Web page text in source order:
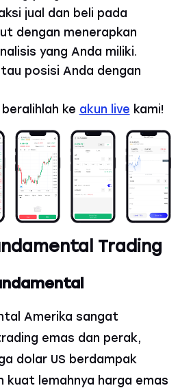
jual dan beli pada
dengan menerapkan
yang Anda miliki.
posisi Anda dengan
ke akun live kami!
Trading
Amerika sangat
emas dan perak,
dolar US berdampak
kuat lemahnya harga emas